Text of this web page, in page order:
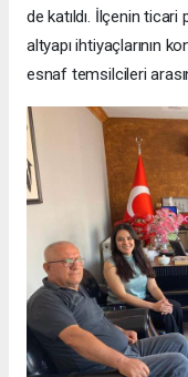
de katıldı. İlçenin
altyapı ihtiyaçlarının
esnaf temsilcileri